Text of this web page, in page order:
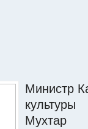
Министр
Мухтар